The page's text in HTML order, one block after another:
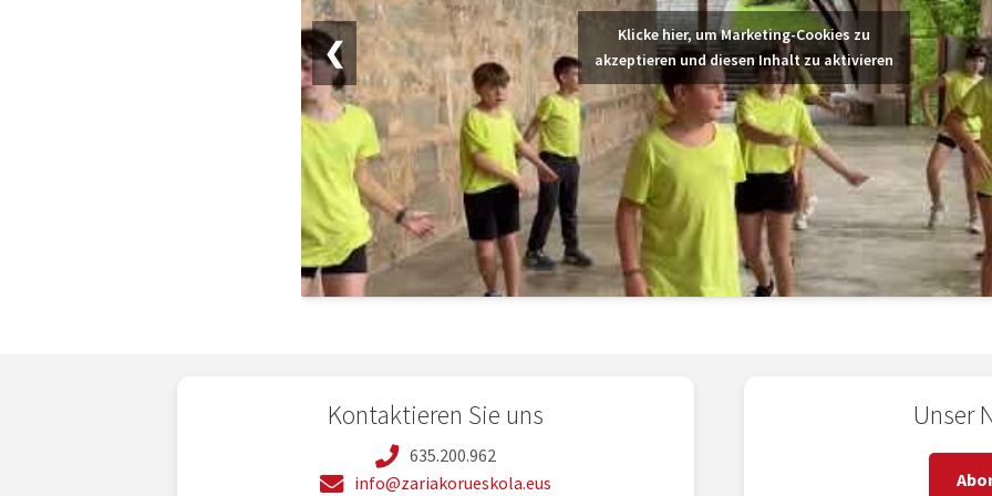
Klicke hier, um Marketing-Cookies zu
akzeptieren und diesen Inhalt zu aktivieren
❮
Kontaktieren Sie uns
635.200.962
info@zariakorueskola.eus
Unser